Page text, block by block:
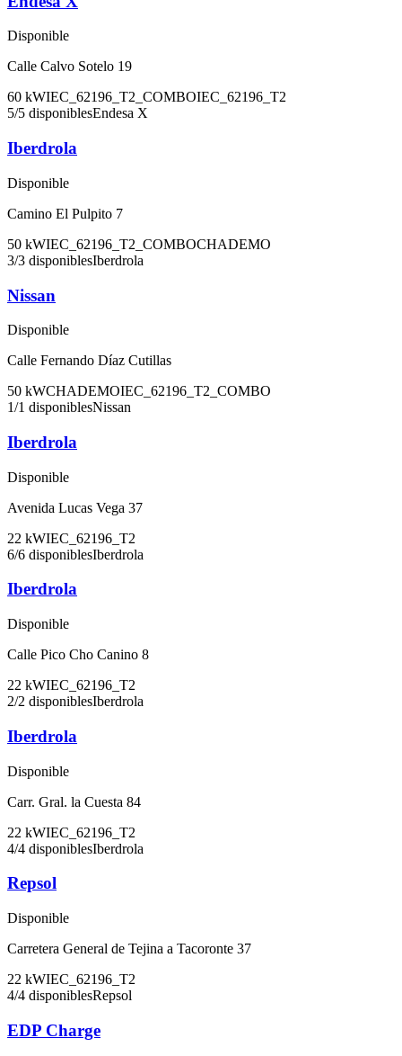
Disponible
Calle Calvo Sotelo 19
60 kWIEC_62196_T2_COMBOIEC_62196_T2
5/5 disponiblesEndesa X
Iberdrola
Disponible
Camino El Pulpito 7
50 kWIEC_62196_T2_COMBOCHADEMO
3/3 disponiblesIberdrola
Nissan
Disponible
Calle Fernando Díaz Cutillas
50 kWCHADEMOIEC_62196_T2_COMBO
1/1 disponiblesNissan
Iberdrola
Disponible
Avenida Lucas Vega 37
22 kWIEC_62196_T2
6/6 disponiblesIberdrola
Iberdrola
Disponible
Calle Pico Cho Canino 8
22 kWIEC_62196_T2
2/2 disponiblesIberdrola
Iberdrola
Disponible
Carr. Gral. la Cuesta 84
22 kWIEC_62196_T2
4/4 disponiblesIberdrola
Repsol
Disponible
Carretera General de Tejina a Tacoronte 37
22 kWIEC_62196_T2
4/4 disponiblesRepsol
EDP Charge